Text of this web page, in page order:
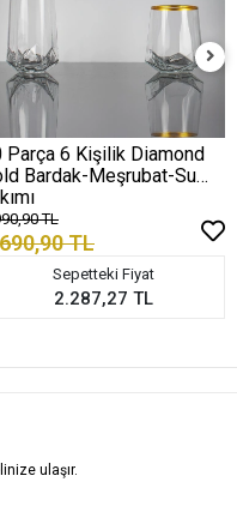
Parça 6 Kişilik Diamond
Bardak-Meşrubat-Su
TL
TL
Sepetteki Fiyat
2.287,27 TL
ulaşır.